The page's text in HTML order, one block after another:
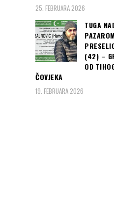
25. FEBRUARA 2026
TUGA
(42) –
OD
ČOVJEKA
19. FEBRUARA 2026